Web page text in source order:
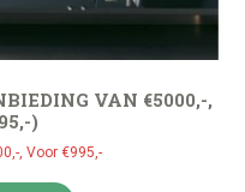
VAN €5000,-,
)
, Voor €995,-